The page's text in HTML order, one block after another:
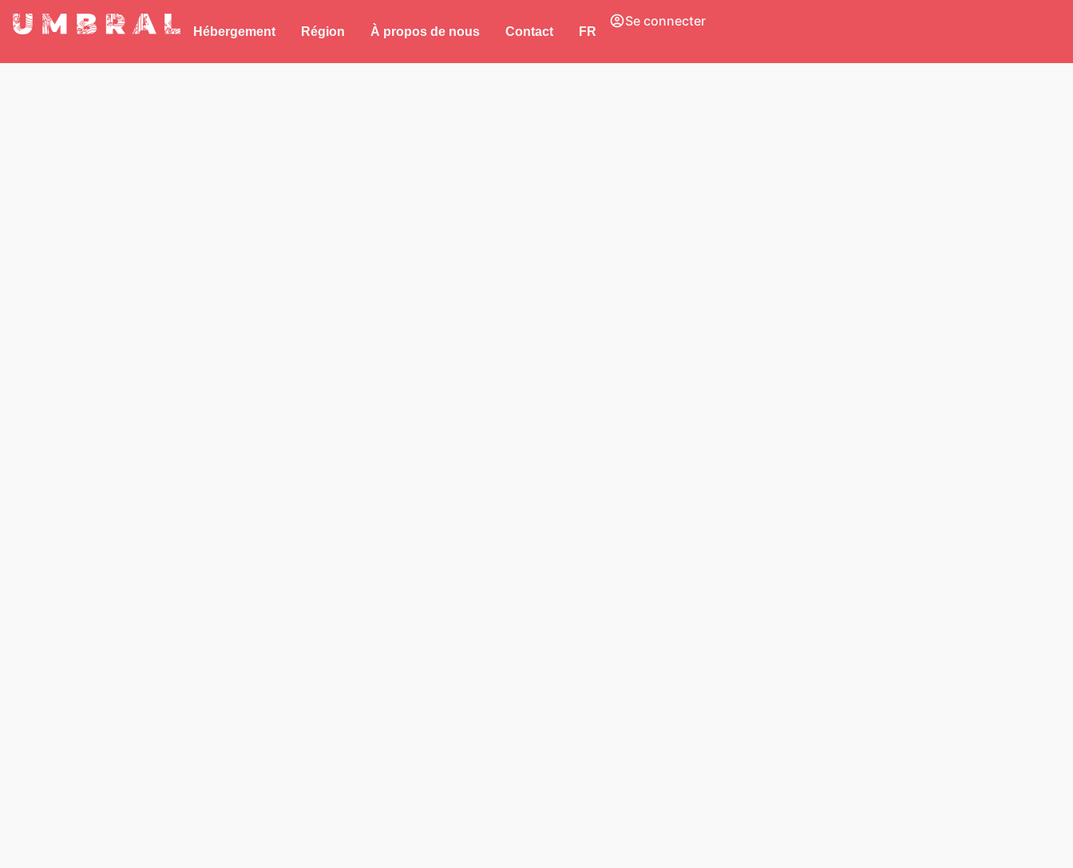
Hébergement Région À propos de nous Contact FR
Se connecter